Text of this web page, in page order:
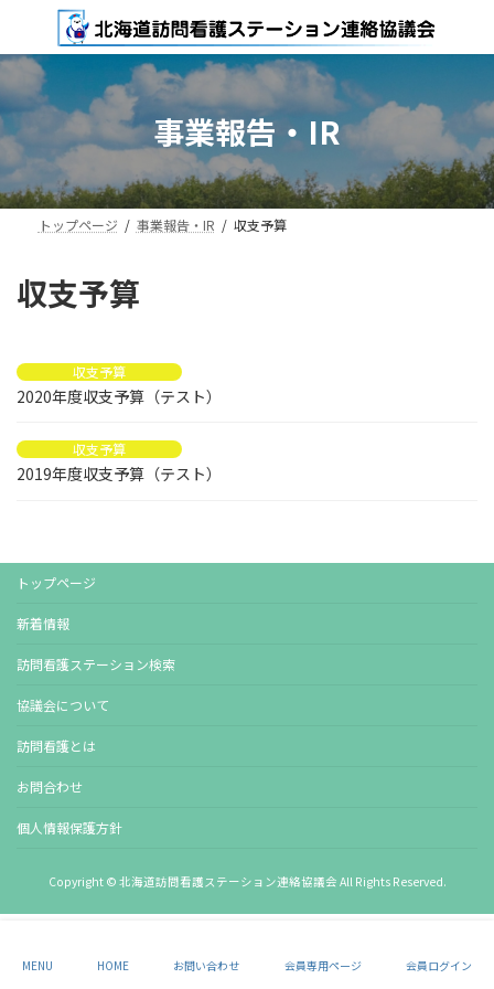
テ
ツ
へ
ス
キ
ッ
プ
ゲ
シ
ョ
ン
に
移
動
事業報告・IR
トップページ 事業報告・IR 収支予算
収支予算
収支予算
2020年度収支予算（テスト）
収支予算
2019年度収支予算（テスト）
トップページ
新着情報
訪問看護ステーション検索
協議会について
訪問看護とは
お問合わせ
個人情報保護方針
Copyright © 北海道訪問看護ステーション連絡協議会 All Rights Reserved.
MENU HOME お問い合わせ 会員専用ページ 会員ログイン